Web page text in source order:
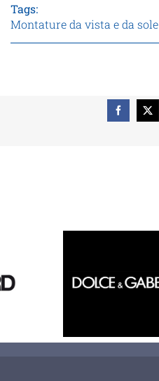
Tags:
Montature da vista e da sole
Facebook
X